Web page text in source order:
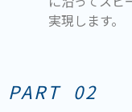
実現します。
PART 02